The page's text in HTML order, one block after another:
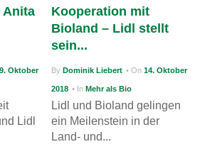
Anita
Oktober
Lidl
Kooperation mit
Bioland – Lidl stellt
sein...
ByDominik Liebert • On14. Oktober
2018 • InMehr als Bio
Lidl und Bioland gelingen
ein Meilenstein in der
Land- und...